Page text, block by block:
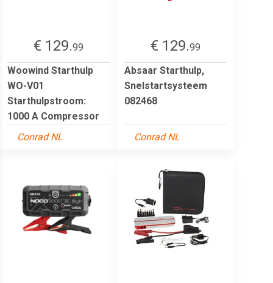
€ 129.99
Woowind Starthulp
WO-V01
Starthulpstroom:
1000 A Compressor
Conrad NL
€ 129.99
Absaar Starthulp,
Snelstartsysteem
082468
Conrad NL